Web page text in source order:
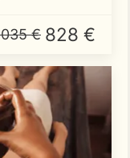
€ 828 €